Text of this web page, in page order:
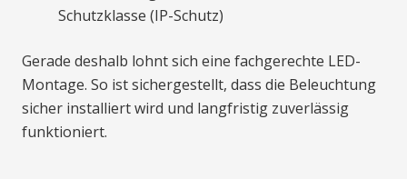
Schutzklasse (IP-Schutz)
Gerade deshalb lohnt sich eine fachgerechte LED-
Montage. So ist sichergestellt, dass die Beleuchtung
sicher installiert wird und langfristig zuverlässig
funktioniert.